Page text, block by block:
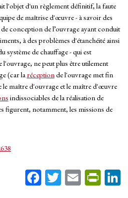
l'objet d'un règlement définitif, la faute
de maîtrise d'œuvre - à savoir des
conception de l’ouvrage ayant conduit
à des problèmes d'étanchéité ainsi
système de chauffage - qui est
l'ouvrage, ne peut plus être utilement
(car laréceptionde l'ouvrage met fin
maître d'ouvrage et le maître d'œuvre
indissociables de la réalisation de
figurent, notamment, les missions de
Fa T E Pr